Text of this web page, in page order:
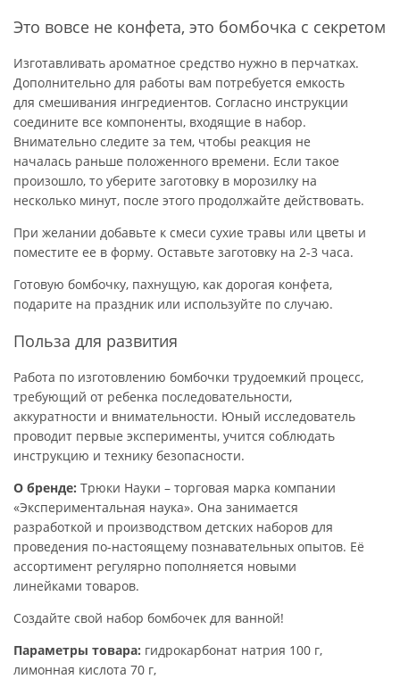
Это вовсе не конфета, это бомбочка с секретом
Изготавливать ароматное средство нужно в перчатках.
Дополнительно для работы вам потребуется емкость
для смешивания ингредиентов. Согласно инструкции
соедините все компоненты, входящие в набор.
Внимательно следите за тем, чтобы реакция не
началась раньше положенного времени. Если такое
произошло, то уберите заготовку в морозилку на
несколько минут, после этого продолжайте действовать.
При желании добавьте к смеси сухие травы или цветы и
поместите ее в форму. Оставьте заготовку на 2-3 часа.
Готовую бомбочку, пахнущую, как дорогая конфета,
подарите на праздник или используйте по случаю.
Польза для развития
Работа по изготовлению бомбочки трудоемкий процесс,
требующий от ребенка последовательности,
аккуратности и внимательности. Юный исследователь
проводит первые эксперименты, учится соблюдать
инструкцию и технику безопасности.
О бренде: Трюки Науки – торговая марка компании
«Экспериментальная наука». Она занимается
разработкой и производством детских наборов для
проведения по-настоящему познавательных опытов. Её
ассортимент регулярно пополняется новыми
линейками товаров.
Создайте свой набор бомбочек для ванной!
Параметры товара: гидрокарбонат натрия 100 г,
лимонная кислота 70 г,